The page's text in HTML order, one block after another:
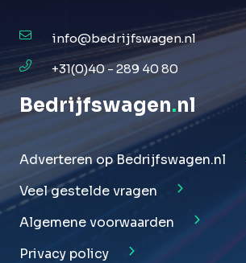
info@bedrijfswagen.nl
+31(0)40 - 289 40 80
Bedrijfswagen.nl
Adverteren op Bedrijfswagen.nl
Veel gestelde vragen
Algemene voorwaarden
Privacy policy